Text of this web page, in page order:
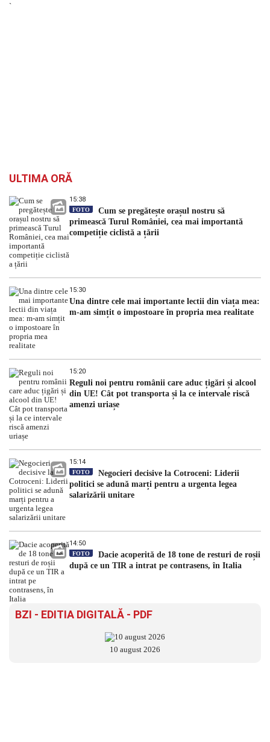
`
ULTIMA ORĂ
15:38
FOTO
Cum se pregătește orașul nostru să
primească Turul României, cea mai importantă
competiție ciclistă a țării
15:30
Una dintre cele mai importante lectii din viața mea:
m-am simțit o impostoare în propria mea realitate
15:20
Reguli noi pentru românii care aduc țigări și alcool
din UE! Cât pot transporta și la ce intervale riscă
amenzi uriașe
15:14
FOTO
Negocieri decisive la Cotroceni: Liderii
politici se adună marți pentru a urgenta legea
salarizării unitare
14:50
FOTO
Dacie acoperită de 18 tone de resturi de roșii
după ce un TIR a intrat pe contrasens, în Italia
BZI - EDITIA DIGITALĂ - PDF
10 august 2026